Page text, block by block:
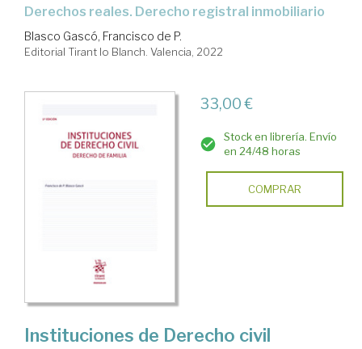
Derechos reales. Derecho registral inmobiliario
Blasco Gascó, Francisco de P.
Editorial Tirant lo Blanch. Valencia, 2022
33,00 €
Stock en librería. Envío
en 24/48 horas
COMPRAR
Instituciones de Derecho civil